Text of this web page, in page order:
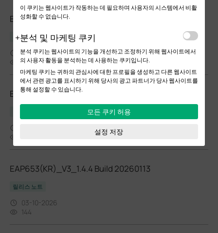
EAP653 UR(KR)_V2_1.4.4 Build 20260113
릴리스 노트
03-09-2026
102
EAP653 UR(KR)_V1.20_1.5.6 Build 20260629
EAP653(KR)_V3_1.4.4 Build 20260113
릴리스 노트
03-10-2026
144
이 쿠키는 웹사이트가 작동하는 데 필요하며 사용자의 시스템에서 비활
성화할 수 없습니다.
분석 및 마케팅 쿠키
분석 쿠키는 웹사이트의 기능을 개선하고 조정하기 위해 웹사이트에서
의 사용자 활동을 분석하는 데 사용하는 쿠키입니다.
마케팅 쿠키는 귀하의 관심사에 대한 프로필을 생성하고 다른 웹사이트
에서 관련 광고를 표시하기 위해 당사의 광고 파트너가 당사 웹사이트를
통해 설정할 수 있습니다.
모든 쿠키 허용
설정 저장